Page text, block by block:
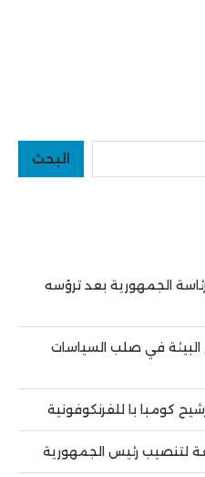
البحث
الجمهورية بعد ترؤسه
البيئة في صلب السياسات
كومبا با للفرنكوفونية
لتنصيب رئيس الجمهورية